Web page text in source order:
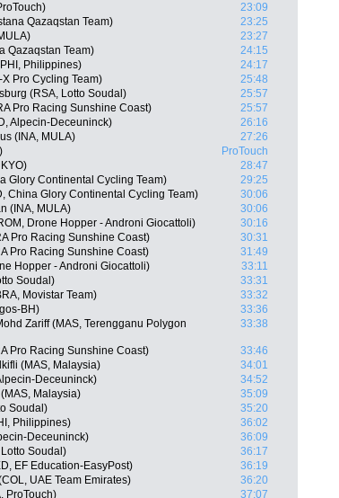
23:09
Qazaqstan Team)
23:25
23:27
Qazaqstan Team)
24:15
Philippines)
24:17
Pro Cycling Team)
25:48
(RSA, Lotto Soudal)
25:57
Pro Racing Sunshine Coast)
25:57
Alpecin-Deceuninck)
26:16
(INA, MULA)
27:26
)
ProTouch
28:47
Glory Continental Cycling Team)
29:25
China Glory Continental Cycling Team)
30:06
(INA, MULA)
30:06
Drone Hopper - Androni Giocattoli)
30:16
Pro Racing Sunshine Coast)
30:31
Pro Racing Sunshine Coast)
31:49
Hopper - Androni Giocattoli)
33:11
Soudal)
33:31
Movistar Team)
33:32
BH)
33:36
Zariff (MAS, Terengganu Polygon
33:38
Pro Racing Sunshine Coast)
33:46
(MAS, Malaysia)
34:01
Deceuninck)
34:52
Malaysia)
35:09
Soudal)
35:20
Philippines)
36:02
Deceuninck)
36:09
Soudal)
36:17
EF Education-EasyPost)
36:19
UAE Team Emirates)
36:20
ProTouch) 37:07